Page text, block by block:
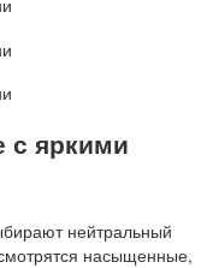
с яркими
нейтральный
насыщенные,